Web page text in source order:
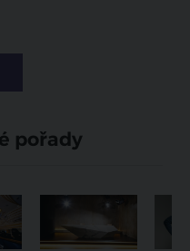
pořady